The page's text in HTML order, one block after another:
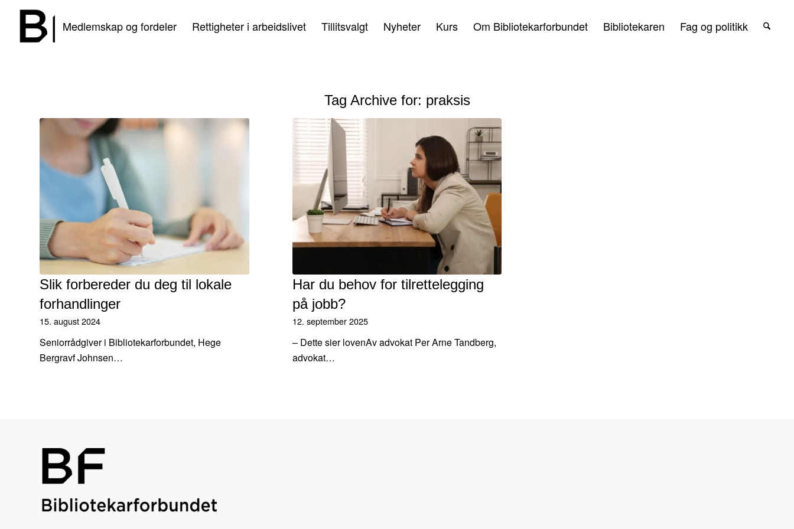
Medlemskap og fordeler Rettigheter i arbeidslivet Tillitsvalgt Nyheter Kurs Om Bibliotekarforbundet Bibliotekaren Fag og politikk
Tag Archive for: praksis
Slik forbereder du deg til lokale
forhandlinger
15. august 2024
Seniorrådgiver i Bibliotekarforbundet, Hege
Bergravf Johnsen…
Har du behov for tilrettelegging
på jobb?
12. september 2025
– Dette sier lovenAv advokat Per Arne Tandberg,
advokat…